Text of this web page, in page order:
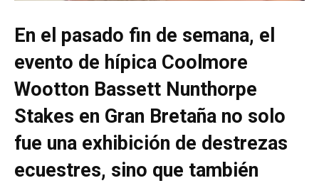
En el pasado fin de semana, el
evento de hípica Coolmore
Wootton Bassett Nunthorpe
Stakes en Gran Bretaña no solo
fue una exhibición de destrezas
ecuestres, sino que también